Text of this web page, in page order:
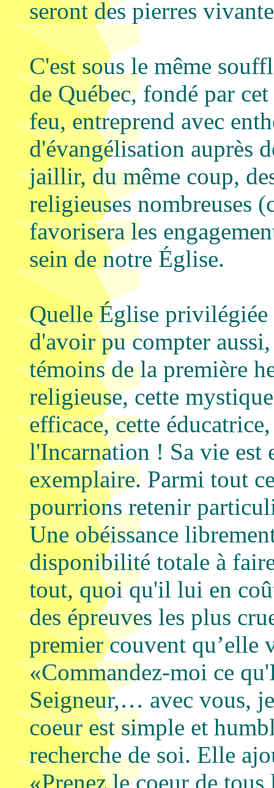
seront des pierres
C'est sous le même
de Québec, fondé par
feu, entreprend avec
d'évangélisation auprès
jaillir, du même coup,
religieuses nombreuses
favorisera les
sein de notre Église.
Quelle Église
d'avoir pu compter
témoins de la première
religieuse, cette
efficace, cette
l'Incarnation ! Sa vie est
exemplaire. Parmi tout
pourrions retenir
Une obéissance
disponibilité totale à
tout, quoi qu'il lui en
des épreuves les plus
premier couvent qu’elle
«Commandez-moi ce
Seigneur,… avec vous,
coeur est simple et
recherche de soi. Elle
«Prenez le coeur de